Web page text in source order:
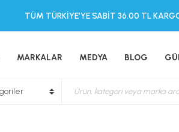
TÜM TÜRKİYE’YE SABİT 36.00 TL
MARKALAR MEDYA BLOG